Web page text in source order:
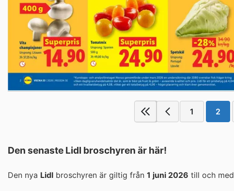
1 2
Den senaste Lidl broschyren är här!
Den nya Lidl broschyren är giltig från 1 juni 2026 till och med